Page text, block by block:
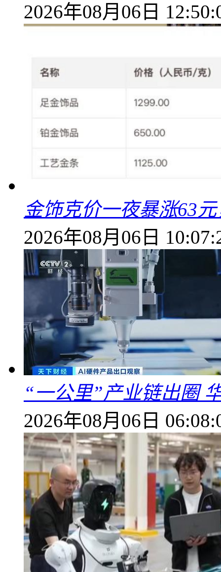
2026年08月06日
金饰克价一夜暴涨63
2026年08月06日
“一公里”产业链出圈
2026年08月06日